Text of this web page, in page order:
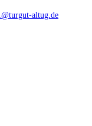
altug.de